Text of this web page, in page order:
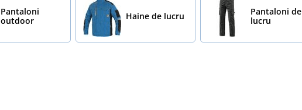
Pantaloni
outdoor
Haine de lucru
Pantaloni de
lucru